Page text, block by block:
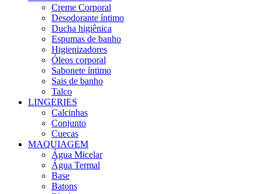
Creme Corporal
Desodorante íntimo
Ducha higiênica
Espumas de banho
Higienizadores
Óleos corporal
Sabonete íntimo
Sais de banho
Talco
LINGERIES
Calcinhas
Conjunto
Cuecas
MAQUIAGEM
Água Micelar
Água Termal
Base
Batons